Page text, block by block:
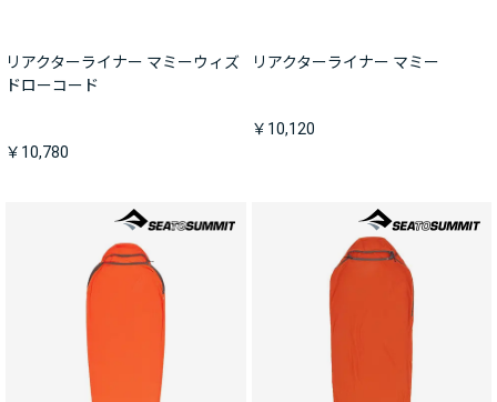
リアクターライナー マミーウィズ
ドローコード
￥10,780
リアクターライナー マミー
￥10,120